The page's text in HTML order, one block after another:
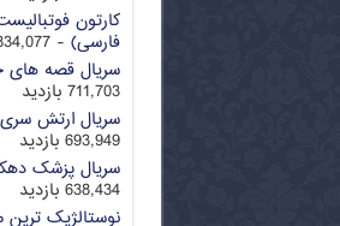
فارسی) - 834,077 بازدید
سریال قصه های
711,703 بازدید
سریال ارتش
693,949 بازدید
سریال پزشک
638,434 بازدید
نوستالژیک